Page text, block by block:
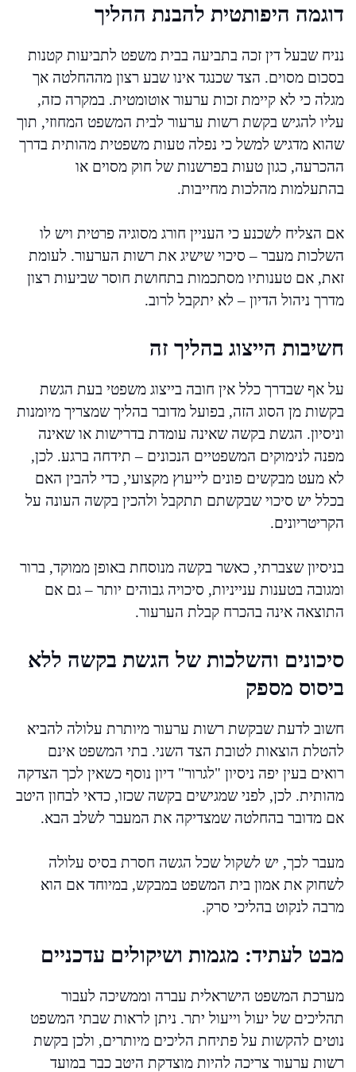
דוגמה היפותטית להבנת ההליך
נניח שבעל דין זכה בתביעה בבית משפט לתביעות קטנות
בסכום מסוים. הצד שכנגד אינו שבע רצון מההחלטה אך
מגלה כי לא קיימת זכות ערעור אוטומטית. במקרה כזה,
עליו להגיש בקשת רשות ערעור לבית המשפט המחוזי, תוך
שהוא מדגיש למשל כי נפלה טעות משפטית מהותית בדרך
ההכרעה, כגון טעות בפרשנות של חוק מסוים או
בהתעלמות מהלכות מחייבות.
אם הצליח לשכנע כי העניין חורג מסוגיה פרטית ויש לו
השלכות מעבר – סיכוי שישיג את רשות הערעור. לעומת
זאת, אם טענותיו מסתכמות בתחושת חוסר שביעות רצון
מדרך ניהול הדיון – לא יתקבל לרוב.
חשיבות הייצוג בהליך זה
על אף שבדרך כלל אין חובה בייצוג משפטי בעת הגשת
בקשות מן הסוג הזה, בפועל מדובר בהליך שמצריך מיומנות
וניסיון. הגשת בקשה שאינה עומדת בדרישות או שאינה
מפנה לנימוקים המשפטיים הנכונים – תידחה ברגע. לכן,
לא מעט מבקשים פונים לייעוץ מקצועי, כדי להבין האם
בכלל יש סיכוי שבקשתם תתקבל ולהכין בקשה העונה על
הקריטריונים.
בניסיון שצברתי, כאשר בקשה מנוסחת באופן ממוקד, ברור
ומגובה בטענות ענייניות, סיכויה גבוהים יותר – גם אם
התוצאה אינה בהכרח קבלת הערעור.
סיכונים והשלכות של הגשת בקשה ללא
ביסוס מספק
חשוב לדעת שבקשת רשות ערעור מיותרת עלולה להביא
להטלת הוצאות לטובת הצד השני. בתי המשפט אינם
רואים בעין יפה ניסיון "לגרור" דיון נוסף כשאין לכך הצדקה
מהותית. לכן, לפני שמגישים בקשה שכזו, כדאי לבחון היטב
אם מדובר בהחלטה שמצדיקה את המעבר לשלב הבא.
מעבר לכך, יש לשקול שכל הגשה חסרת בסיס עלולה
לשחוק את אמון בית המשפט במבקש, במיוחד אם הוא
מרבה לנקוט בהליכי סרק.
מבט לעתיד: מגמות ושיקולים עדכניים
מערכת המשפט הישראלית עברה וממשיכה לעבור
תהליכים של יעול וייעול יתר. ניתן לראות שבתי המשפט
נוטים להקשות על פתיחת הליכים מיותרים, ולכן בקשת
רשות ערעור צריכה להיות מוצדקת היטב כבר במועד